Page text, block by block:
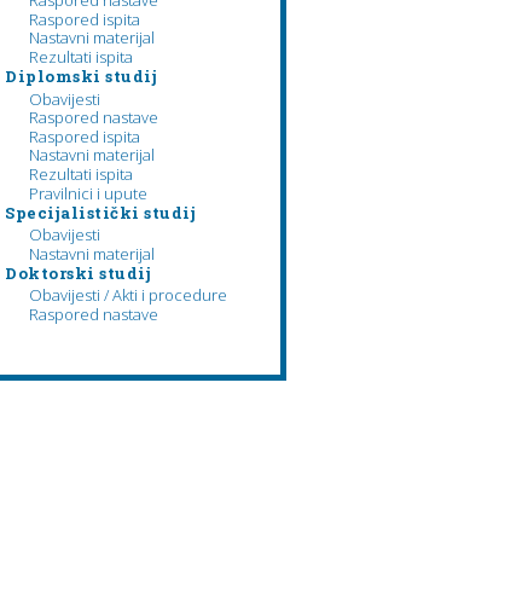
Raspored ispita
Nastavni materijal
Rezultati ispita
Diplomski studij
Obavijesti
Raspored nastave
Raspored ispita
Nastavni materijal
Rezultati ispita
Pravilnici i upute
Specijalistički studij
Obavijesti
Nastavni materijal
Doktorski studij
Obavijesti / Akti i procedure
Raspored nastave